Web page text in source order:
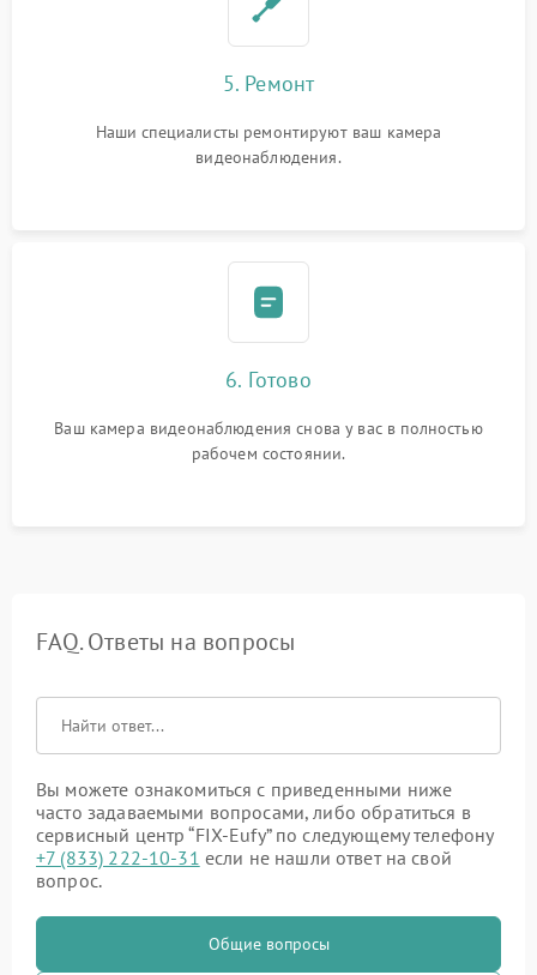
5. Ремонт
Наши специалисты ремонтируют ваш камера
видеонаблюдения.
6. Готово
Ваш камера видеонаблюдения снова у вас в полностью
рабочем состоянии.
FAQ. Ответы на вопросы
Вы можете ознакомиться с приведенными ниже
часто задаваемыми вопросами, либо обратиться в
сервисный центр “FIX-Eufy” по следующему телефону
+7 (833) 222-10-31 если не нашли ответ на свой
вопрос.
Общие вопросы